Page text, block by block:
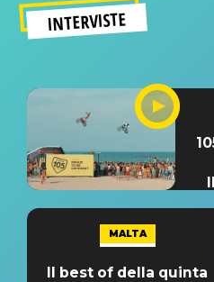
INTERVISTE
MALTA
Il best of della quinta